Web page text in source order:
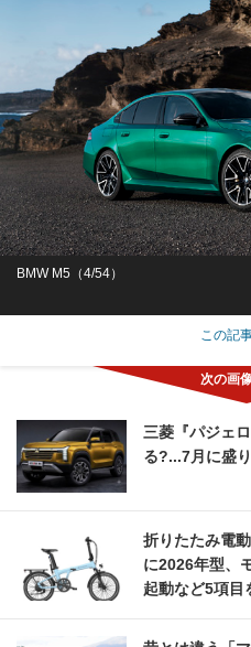
BMW M5（4/54）
この記
三菱『パジェ
る?...7月に盛
折りたたみ電
に2026年型、
起動など5項目